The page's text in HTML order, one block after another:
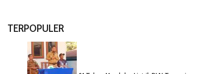
TERPOPULER